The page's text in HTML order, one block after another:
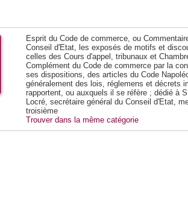
Esprit du Code de commerce, ou
Conseil d'Etat, les exposés de motifs et
celles des Cours d'appel, tribunaux et
Complément du Code de commerce par la
ses dispositions, des articles du Code
généralement des lois, réglemens et décrets
rapportent, ou auxquels il se réfère ; dédié à
Locré, secrétaire général du Conseil d'Etat,
troisième
Trouver dans la même catégorie